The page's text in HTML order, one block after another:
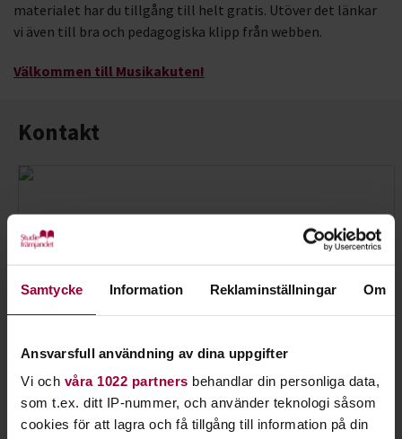
Samtycke Information Reklaminställningar Om
Ansvarsfull användning av dina uppgifter
Vi och våra 1022 partners behandlar din personliga data,
som t.ex. ditt IP-nummer, och använder teknologi såsom
cookies för att lagra och få tillgång till information på din
materialet har du tillgång till helt gratis. Utöver det länkar
vi även till bra och pedagogiska klipp från webben.
Välkommen till Musikakuten!
Kontakt